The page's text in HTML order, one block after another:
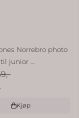
Norrebro photo
junior ...
Kjøp